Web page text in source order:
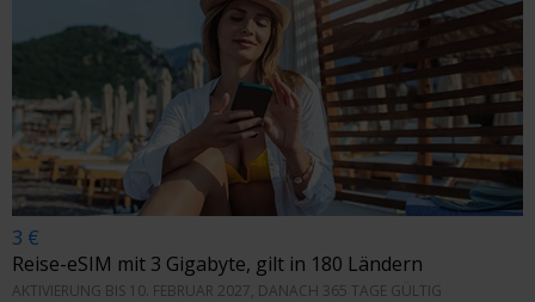
3 €
Reise-eSIM mit 3 Gigabyte, gilt in 180 Ländern
AKTIVIERUNG BIS 10. FEBRUAR 2027, DANACH 365 TAGE GÜLTIG